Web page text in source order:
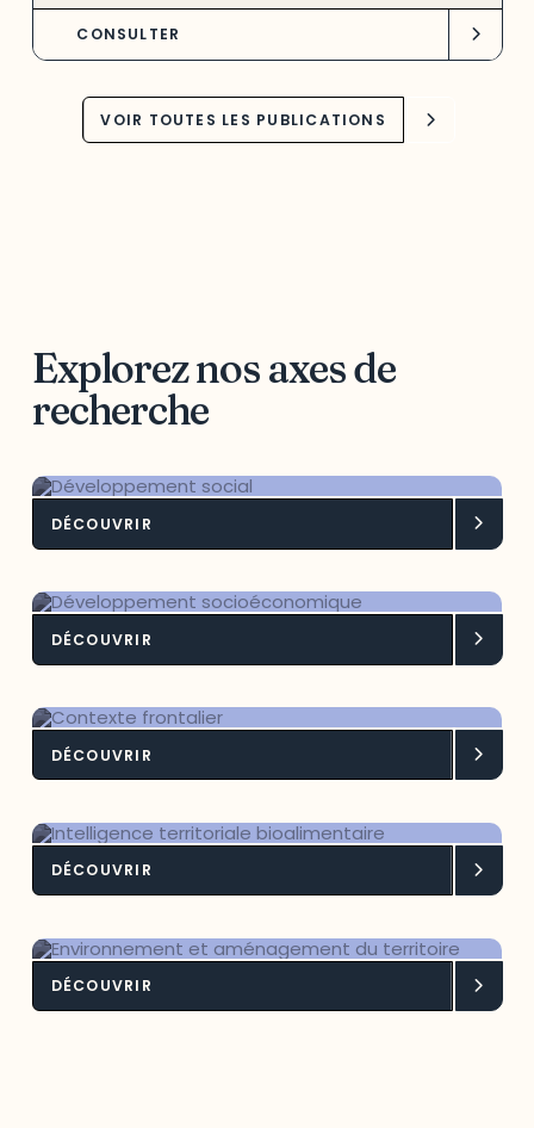
CONSULTER
VOIR TOUTES LES PUBLICATIONS
Explorez nos axes de
recherche
Développement social
DÉCOUVRIR
Développement socioéconomique
DÉCOUVRIR
Contexte frontalier
DÉCOUVRIR
Intelligence territoriale
bioalimentaire
DÉCOUVRIR
Environnement et aménagement du
territoire
DÉCOUVRIR